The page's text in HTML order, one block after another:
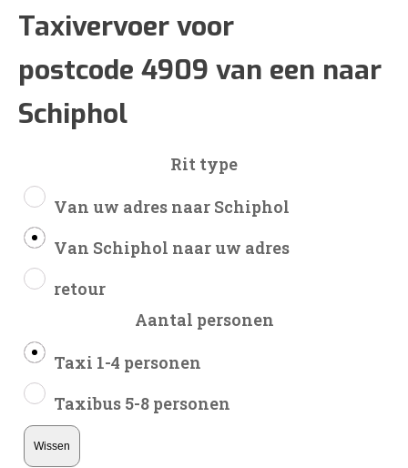
€148
tot
Taxivervoer voor
postcode 4909 van een naar
Schiphol
Rit type
Van uw adres naar Schiphol
Van Schiphol naar uw adres
retour
Aantal personen
Taxi 1-4 personen
Taxibus 5-8 personen
Wissen